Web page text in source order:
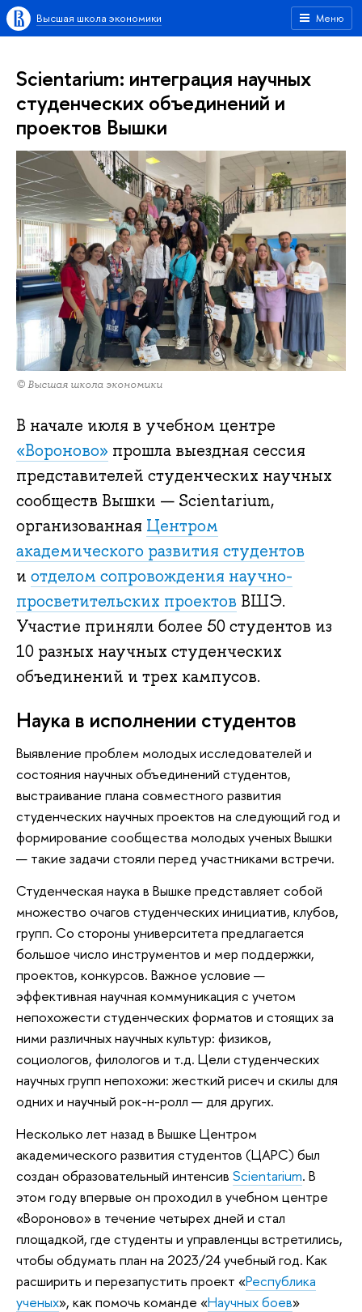
Меню
Высшая школа экономики
Scientarium: интеграция научных
студенческих объединений и
проектов Вышки
© Высшая школа экономики
В начале июля в учебном центре
«Вороново» прошла выездная сессия
представителей студенческих научных
сообществ Вышки — Scientarium,
организованная Центром
академического развития студентов
и отделом сопровождения научно-
просветительских проектов ВШЭ.
Участие приняли более 50 студентов из
10 разных научных студенческих
объединений и трех кампусов.
Наука в исполнении студентов
Выявление проблем молодых исследователей и
состояния научных объединений студентов,
выстраивание плана совместного развития
студенческих научных проектов на следующий год и
формирование сообщества молодых ученых Вышки
— такие задачи стояли перед участниками встречи.
Студенческая наука в Вышке представляет собой
множество очагов студенческих инициатив, клубов,
групп. Со стороны университета предлагается
большое число инструментов и мер поддержки,
проектов, конкурсов. Важное условие —
эффективная научная коммуникация с учетом
непохожести студенческих форматов и стоящих за
ними различных научных культур: физиков,
социологов, филологов и т.д. Цели студенческих
научных групп непохожи: жесткий рисеч и скилы для
одних и научный рок-н-ролл — для других.
Несколько лет назад в Вышке Центром
академического развития студентов (ЦАРС) был
создан образовательный интенсив Scientarium. В
этом году впервые он проходил в учебном центре
«Вороново» в течение четырех дней и стал
площадкой, где студенты и управленцы встретились,
чтобы обдумать план на 2023/24 учебный год. Как
расширить и перезапустить проект «Республика
ученых», как помочь команде «Научных боев»